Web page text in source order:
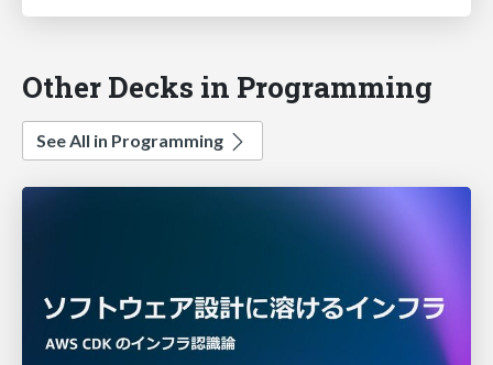
Other Decks in Programming
See All in Programming